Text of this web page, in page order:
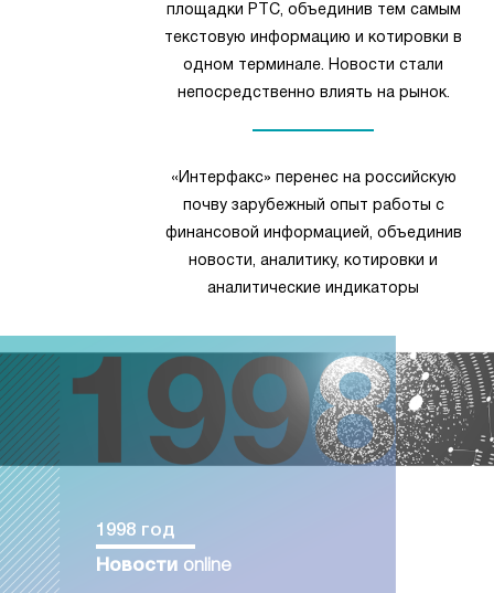
площадки РТС, объединив тем самым
текстовую информацию и котировки в
одном терминале. Новости стали
непосредственно влиять на рынок.
«Интерфакс» перенес на российскую
почву зарубежный опыт работы с
финансовой информацией, объединив
новости, аналитику, котировки и
аналитические индикаторы
1998 год
Новости online